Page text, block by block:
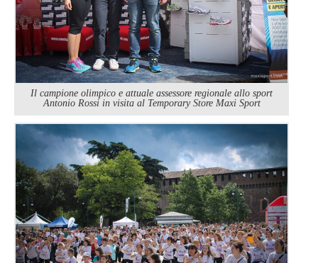
Il campione olimpico e attuale assessore regionale allo sport
Antonio Rossi in visita al Temporary Store Maxi Sport